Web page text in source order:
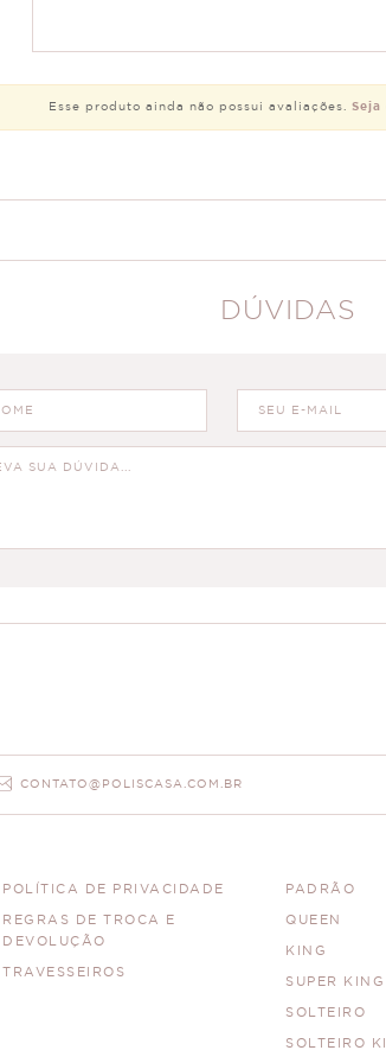
Esse produto ainda não possui avaliações.
DÚVIDAS
CONTATO@POLISCASA.COM.BR
POLÍTICA DE PRIVACIDADE
REGRAS DE TROCA E
DEVOLUÇÃO
TRAVESSEIROS
PADRÃO
QUEEN
KING
SUPER KING
SOLTEIRO
SOLTEIRO